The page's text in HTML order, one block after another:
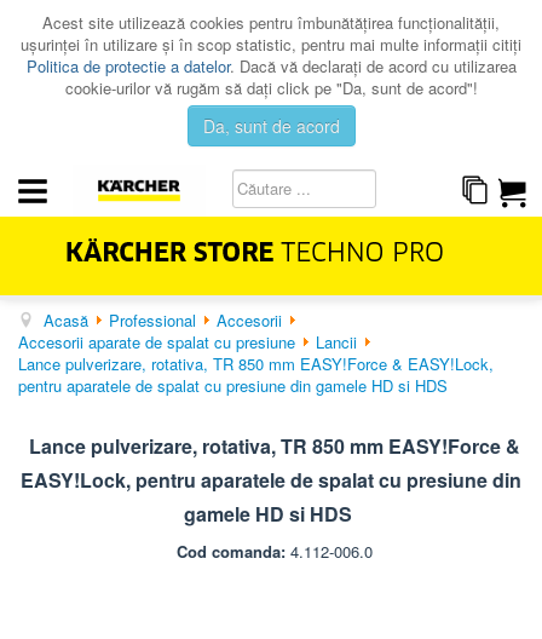
Acest site utilizează cookies pentru îmbunătăţirea funcţionalităţii,
uşurinţei în utilizare şi în scop statistic, pentru mai multe informaţii citiţi
Politica de protectie a datelor. Dacă vă declaraţi de acord cu utilizarea
cookie-urilor vă rugăm să daţi click pe "Da, sunt de acord"!
Da, sunt de acord
HOME & GARDEN
PROFESSIONAL
PROMOTII
CATALOAGE
SERVICE
Acasă Professional
Accesorii
Accesorii aparate de spalat cu presiune
Lancii
Lance pulverizare, rotativa, TR 850 mm EASY!Force & EASY!Lock,
pentru aparatele de spalat cu presiune din gamele HD si HDS
Lance pulverizare, rotativa, TR 850 mm EASY!Force &
EASY!Lock, pentru aparatele de spalat cu presiune din
gamele HD si HDS
Cod comanda: 4.112-006.0